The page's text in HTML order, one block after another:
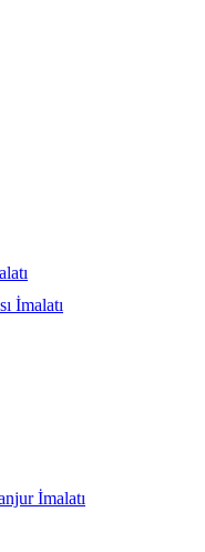
İmalatı
İmalatı